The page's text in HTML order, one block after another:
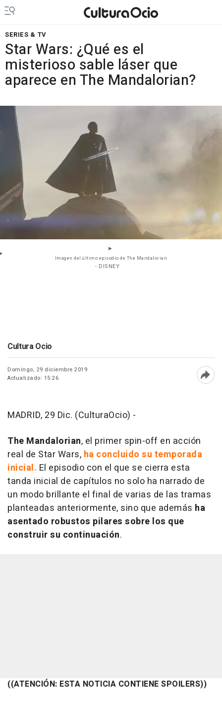
SERIES & TV
Star Wars: ¿Qué es el
misterioso sable láser que
aparece en The Mandalorian?
Imagen del último episodio de The Mandalorian
- DISNEY
Cultura Ocio
Domingo, 29 diciembre 2019
Actualizado: 15:26
MADRID, 29 Dic. (CulturaOcio) -
The Mandalorian, el primer spin-off en acción
real de Star Wars, ha concluido su temporada
inicial. El episodio con el que se cierra esta
tanda inicial de capítulos no solo ha narrado de
un modo brillante el final de varias de las tramas
planteadas anteriormente, sino que además ha
asentado robustos pilares sobre los que
construir su continuación.
((ATENCIÓN: ESTA NOTICIA CONTIENE SPOILERS))